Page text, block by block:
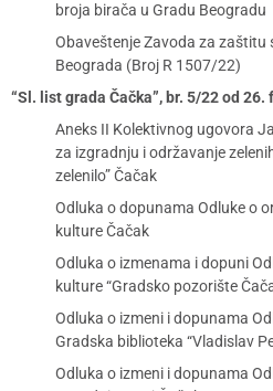
broja birača u Gradu Beogradu
Obaveštenje Zavoda za zaštitu
Beograda (Broj R 1507/22)
“Sl. list grada Čačka”, br. 5/22 od
Aneks II Kolektivnog ugovora
za izgradnju i održavanje
zelenilo” Čačak
Odluka o dopunama Odluke o
kulture Čačak
Odluka o izmenama i dopuni
kulture “Gradsko pozorište
Odluka o izmeni i dopunama
Gradska biblioteka “Vladislav
Odluka o izmeni i dopunama